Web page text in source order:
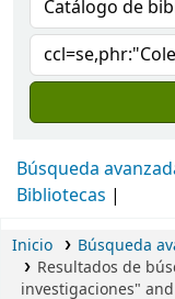
Búsqueda
Bibliotecas
Inicio
Búsqueda
Resultados de
investigaciones"